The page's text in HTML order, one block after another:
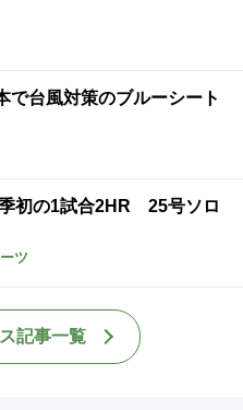
台風対策のブルーシート
初の1試合2HR 25号ソロ
ツ
記事一覧